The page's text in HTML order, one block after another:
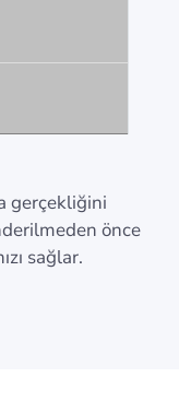
gerçekliğini
önce
sağlar.